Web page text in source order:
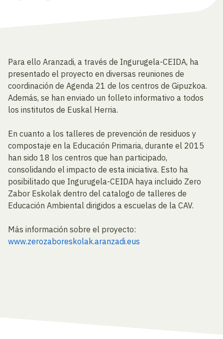
Para ello Aranzadi, a través de Ingurugela-CEIDA, ha
presentado el proyecto en diversas reuniones de
coordinación de Agenda 21 de los centros de Gipuzkoa.
Además, se han enviado un folleto informativo a todos
los institutos de Euskal Herria.
En cuanto a los talleres de prevención de residuos y
compostaje en la Educación Primaria, durante el 2015
han sido 18 los centros que han participado,
consolidando el impacto de esta iniciativa. Esto ha
posibilitado que Ingurugela-CEIDA haya incluido Zero
Zabor Eskolak dentro del catalogo de talleres de
Educación Ambiental dirigidos a escuelas de la CAV.
Más información sobre el proyecto:
www.zerozaboreskolak.aranzadi.eus